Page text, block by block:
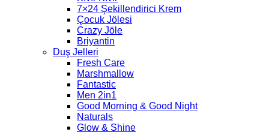
7×24 Şekillendirici Krem
Çocuk Jölesi
Crazy Jöle
Briyantin
Duş Jelleri
Fresh Care
Marshmallow
Fantastic
Men 2in1
Good Morning & Good Night
Naturals
Glow & Shine